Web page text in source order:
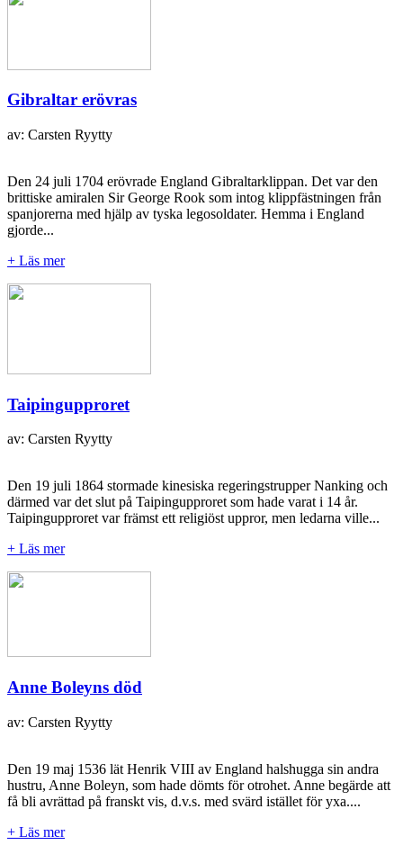
Gibraltar erövras
av: Carsten Ryytty
Den 24 juli 1704 erövrade England Gibraltarklippan. Det var den
brittiske amiralen Sir George Rook som intog klippfästningen från
spanjorerna med hjälp av tyska legosoldater. Hemma i England
gjorde...
+ Läs mer
Taipingupproret
av: Carsten Ryytty
Den 19 juli 1864 stormade kinesiska regeringstrupper Nanking och
därmed var det slut på Taipingupproret som hade varat i 14 år.
Taipingupproret var främst ett religiöst uppror, men ledarna ville...
+ Läs mer
Anne Boleyns död
av: Carsten Ryytty
Den 19 maj 1536 lät Henrik VIII av England halshugga sin andra
hustru, Anne Boleyn, som hade dömts för otrohet. Anne begärde att
få bli avrättad på franskt vis, d.v.s. med svärd istället för yxa....
+ Läs mer